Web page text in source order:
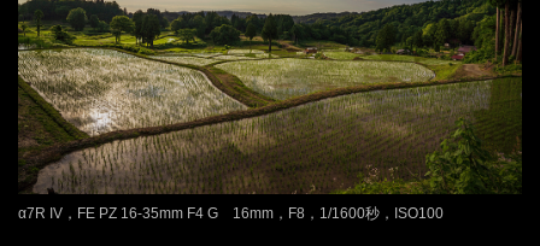
α7R IV，FE PZ 16-35mm F4 G 16mm，F8，1/1600秒，ISO100